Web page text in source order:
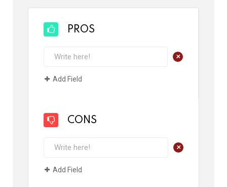
PROS
+
Add Field
CONS
+
Add Field